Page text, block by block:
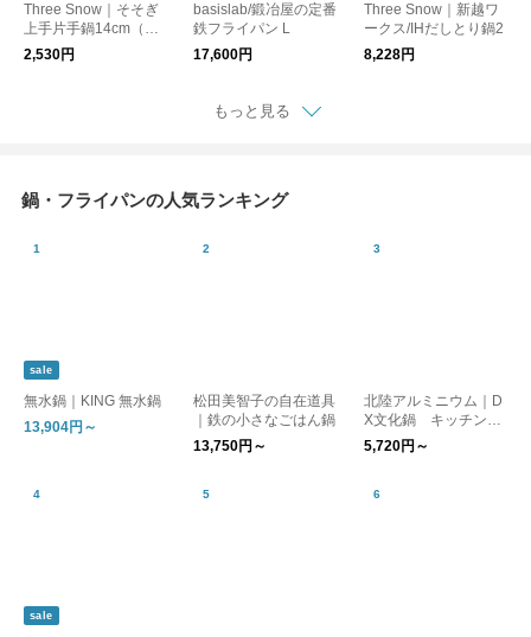
Three Snow｜そそぎ
上手片手鍋14cm（目
盛付）
2,530円
basislab/鍛冶屋の定番
鉄フライパン L
17,600円
Three Snow｜新越ワ
ークス/IHだしとり鍋2
8,228円
もっと見る
鍋・フライパンの人気ランキング
sale
無水鍋｜KING 無水鍋
13,904円～
松田美智子の自在道具
｜鉄の小さなごはん鍋
13,750円～
北陸アルミニウム｜D
X文化鍋 キッチン用
品 日本製
5,720円～
sale